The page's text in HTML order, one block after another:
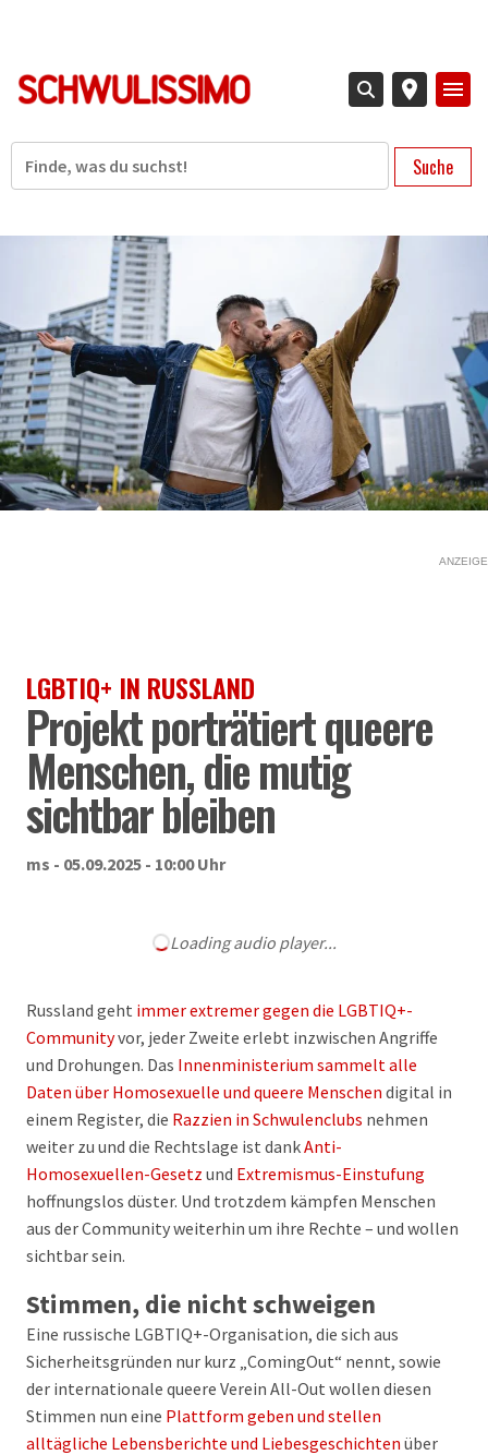
Suche
ANZEIGE
LGBTIQ+ IN RUSSLAND
Projekt porträtiert queere
Menschen, die mutig
sichtbar bleiben
ms - 05.09.2025 - 10:00 Uhr
Loading audio player...
Russland geht immer extremer gegen die LGBTIQ+-
Communityvor, jeder Zweite erlebt inzwischen Angriffe
und Drohungen. Das Innenministerium sammelt alle
Daten über Homosexuelle und queere Menschen digital in
einem Register, die Razzien in Schwulenclubs nehmen
weiter zu und die Rechtslage ist dankAnti-
Homosexuellen-Gesetz und Extremismus-Einstufung
hoffnungslos düster. Und trotzdem kämpfen Menschen
aus der Community weiterhin um ihre Rechte – und wollen
sichtbar sein.
Stimmen, die nicht schweigen
Eine russische LGBTIQ+-Organisation, die sich aus
Sicherheitsgründen nur kurz „ComingOut“ nennt, sowie
der internationale queere Verein All-Out wollen diesen
Stimmen nun eine Plattform geben und stellen
alltägliche Lebensberichte und Liebesgeschichten über